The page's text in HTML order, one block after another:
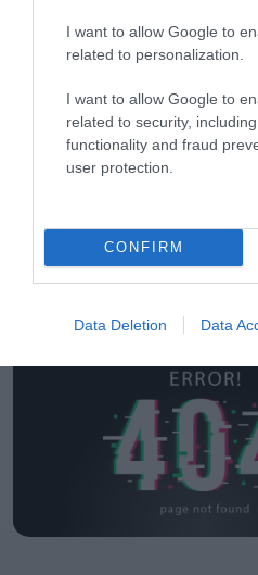
I want to allow Google to
related to personalization.
I want to allow Google to
related to security,
functionality and fraud
user protection.
CONFIRM
Data Deletion Data
επανάσταση»
Νέος οδηγός του ΕΚΤ
για τη χρηματοδότηση
επιχειρήσεων στον
χώρο της άμυνας
Η πιο ταξιδιάρικη
υπογραφή της Xiaomi